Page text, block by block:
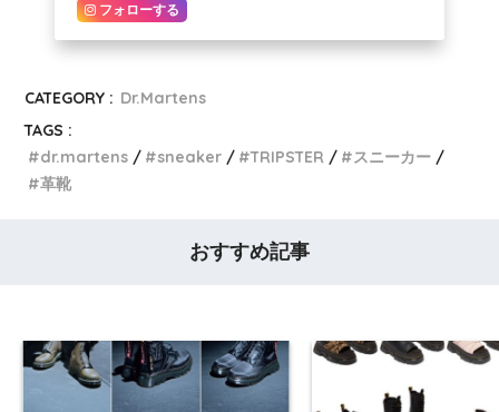
フォローする
CATEGORY : Dr.Martens
TAGS :
dr.martens
sneaker TRIPSTER
スニーカー
革靴
おすすめ記事